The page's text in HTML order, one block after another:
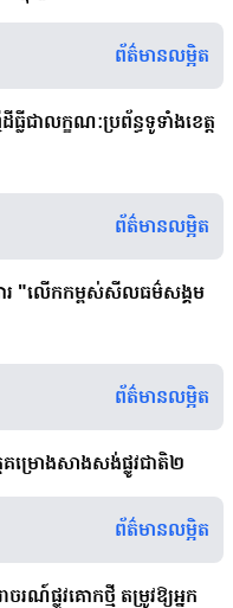
ព័ត៌មានលម្អិត
ធ្លីជាលក្ខណៈប្រព័ន្ធទូទាំងខេត្ត
ព័ត៌មានលម្អិត
ការ "លើកកម្ពស់សីលធម៌សង្គម
ព័ត៌មានលម្អិត
គម្រោងសាងសង់ផ្លូវជាតិ២
ព័ត៌មានលម្អិត
រណ៍ផ្លូវគោកថ្មី តម្រូវឱ្យអ្នក